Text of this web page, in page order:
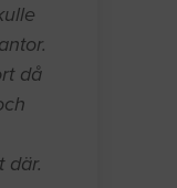
då
där.